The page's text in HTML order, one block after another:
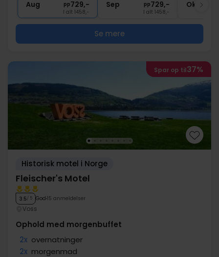
Aug pp729,-
I alt 1458,-
Sep pp729,-
I alt 1458,-
Okt
Se mere
Spar op til37%
Historisk motel i Norge
Fleischer's Motel
3.5/ 5 God 15 anmeldelser
Voss
Ophold med morgenbuffet
2x overnatninger
2x morgenmad